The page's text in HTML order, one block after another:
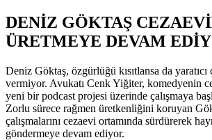
DENİZ GÖKTAŞ
ÜRETMEYE DEVAM
Deniz Göktaş, özgürlüğü kısıtlansa da yaratıcı
vermiyor. Avukatı Cenk Yiğiter, komedyenin
yeni bir podcast projesi üzerinde çalışmaya
Zorlu sürece rağmen üretkenliğini koruyan
çalışmalarını cezaevi ortamında sürdürerek
göndermeye devam ediyor.